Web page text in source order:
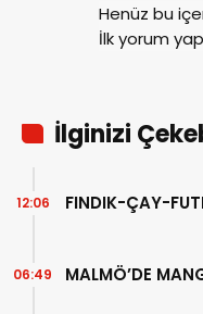
Henüz bu
İlk yorum
İlginizi
FINDIK-ÇAY-
12:06
MALMÖ’DE
06:49